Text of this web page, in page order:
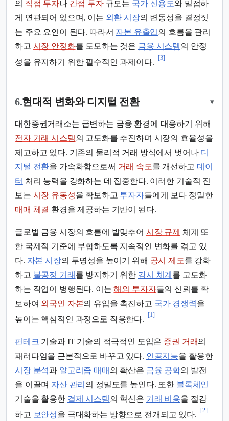
의 직접 투자나 간접 투자규모는 국가 신용도와 밀접하
게 연관되어 있으며, 이는 외환 시장의 변동성을 결정짓
는 주요 요인이 된다. 따라서 자본 유출입의 흐름을 관리
하고 시장 안정화를 도모하는 것은 금융 시스템의 안정
성을 유지하기 위한 필수적인 과제이다.
[3]
6.현대적 변화와 디지털 전환 ▾
대한증권거래소는 급변하는 금융 환경에 대응하기 위해
전자 거래 시스템의 고도화를 추진하며 시장의 효율성을
제고하고 있다. 기존의 물리적 거래 방식에서 벗어나 디
지털 전환을 가속화함으로써 거래 속도를 개선하고 데이
터 처리 능력을 강화하는 데 집중한다. 이러한 기술적 진
보는 시장 유동성을 확보하고 투자자들에게 보다 정밀한
매매 체결 환경을 제공하는 기반이 된다.
글로벌 금융 시장의 흐름에 발맞추어 시장 규제 체계 또
한 국제적 기준에 부합하도록 지속적인 변화를 겪고 있
다. 자본 시장의 투명성을 높이기 위해 공시 제도를 강화
하고 불공정 거래 를 방지하기 위한 감시 체계 를 고도화
하는 작업이 병행된다. 이는해외 투자자들의 신뢰를 확
보하여 외국인 자본의 유입을 촉진하고 국가 경쟁력을
높이는 핵심적인 과정으로 작용한다.
[1]
핀테크 기술과 IT 기술의 적극적인 도입은 증권 거래의
패러다임을 근본적으로 바꾸고 있다. 인공지능을 활용한
시장 분석과 알고리즘 매매 의 확산은 금융 공학의 발전
을 이끌며 자산 관리 의 정밀도를 높인다. 또한 블록체인
기술을 활용한 결제 시스템의 혁신은 거래 비용을 절감
하고 보안성을 극대화하는 방향으로 전개되고 있다.
[2]